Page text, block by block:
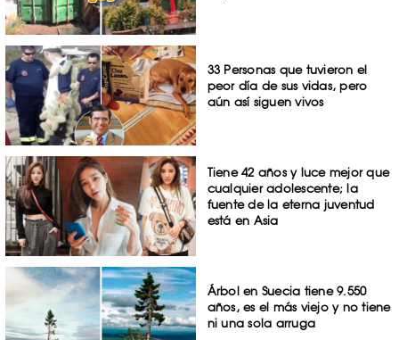
33 Personas que tuvieron el
peor día de sus vidas, pero
aún así siguen vivos
Tiene 42 años y luce mejor que
cualquier adolescente; la
fuente de la eterna juventud
está en Asia
Árbol en Suecia tiene 9.550
años, es el más viejo y no tiene
ni una sola arruga